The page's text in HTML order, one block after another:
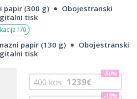
papir (300 g)
Obojestranski
tisk
1/0
papir (130 g)
Obojestranski
tisk
-19%
400 kos 1239€
-50%